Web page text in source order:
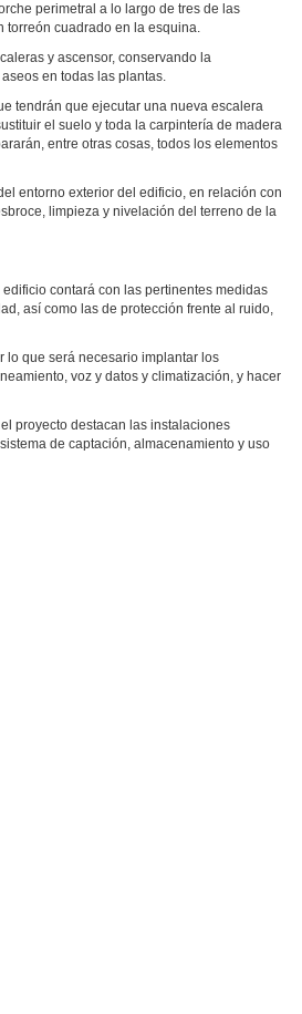
perimetral a lo largo de tres de las
torreón cuadrado en la esquina.
y ascensor, conservando la
en todas las plantas.
tendrán que ejecutar una nueva escalera
el suelo y toda la carpintería de madera
entre otras cosas, todos los elementos
entorno exterior del edificio, en relación con
limpieza y nivelación del terreno de la
contará con las pertinentes medidas
así como las de protección frente al ruido,
lo que será necesario implantar los
voz y datos y climatización, y hacer
proyecto destacan las instalaciones
de captación, almacenamiento y uso